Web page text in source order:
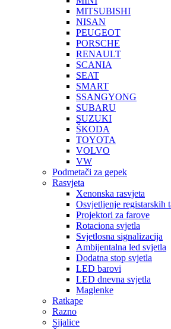
MITSUBISHI
NISAN
PEUGEOT
PORSCHE
RENAULT
SCANIA
SEAT
SMART
SSANGYONG
SUBARU
SUZUKI
ŠKODA
TOYOTA
VOLVO
VW
Podmetači za gepek
Rasvjeta
Xenonska rasvjeta
Osvjetljenje registarskih
Projektori za farove
Rotaciona svjetla
Svjetlosna signalizacija
Ambijentalna led svjetla
Dodatna stop svjetla
LED barovi
LED dnevna svjetla
Maglenke
Ratkape
Razno
Sijalice